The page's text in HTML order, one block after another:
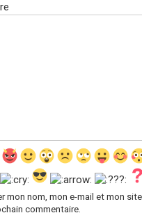
mon nom, mon e-mail et mon
commentaire.